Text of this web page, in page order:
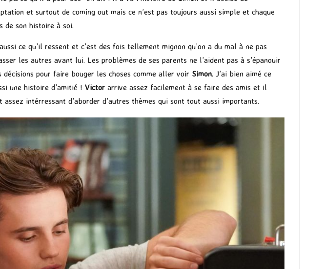
et surtout de coming out mais ce n’est pas toujours aussi simple et chaque
de son histoire à soi.
ce qu’il ressent et c’est des fois tellement mignon qu’on a du mal à ne pas
les autres avant lui. Les problèmes de ses parents ne l’aident pas à s’épanouir
pour faire bouger les choses comme aller voir Simon. J’ai bien aimé ce
une histoire d’amitié ! Victor arrive assez facilement à se faire des amis et il
intérressant d’aborder d’autres thèmes qui sont tout aussi importants.